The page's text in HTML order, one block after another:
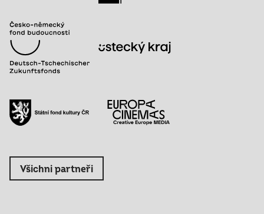
Všichni partneři